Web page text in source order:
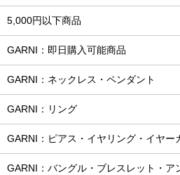
5,000円以下商品
GARNI：即日購入可能商品
GARNI：ネックレス・ペンダント
GARNI：リング
GARNI：ピアス・イヤリング・イヤー
GARNI：バングル・ブレスレット・ア